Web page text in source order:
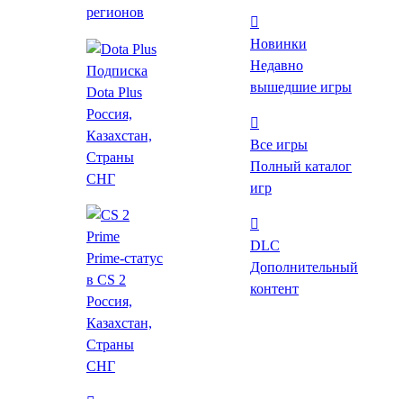
регионов
Подписка
Dota Plus
Россия,
Казахстан,
Страны
СНГ
Prime-статус
в CS 2
Россия,
Казахстан,
Страны
СНГ
Новинки
Недавно
вышедшие игры
Все игры
Полный каталог
игр
DLC
Дополнительный
контент
Купить The Fire со
скидкой
Все цены
Лаунчеры
Магазины
SteamPay
Купить
Zaka-Zaka
Купить
Лаунчер